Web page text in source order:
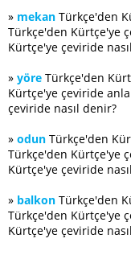
» mekan Türkçe'den
Türkçe'den Kürtçe'ye
Kürtçe'ye çeviride
» yöre Türkçe'den
Kürtçe'ye çeviride
çeviride nasıl denir?
» odun Türkçe'den
Türkçe'den Kürtçe'ye
Kürtçe'ye çeviride
» balkon Türkçe'den
Türkçe'den Kürtçe'ye
Kürtçe'ye çeviride